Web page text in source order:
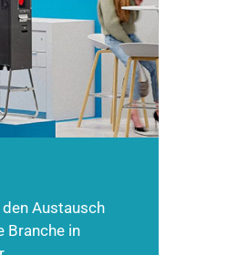
Austausch
Branche in